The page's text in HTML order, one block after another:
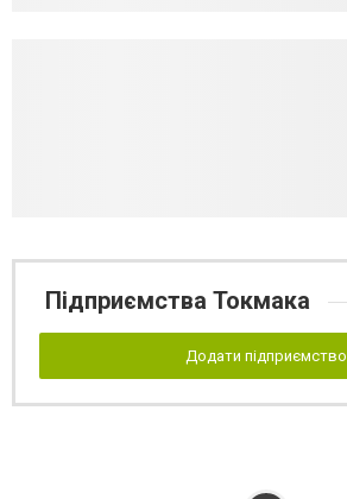
Підприємства Токмака
Додати підприємство